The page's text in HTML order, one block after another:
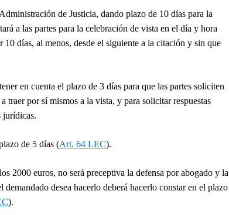
de Justicia, dando plazo de 10 días para la
a las partes para la celebración de vista en el día y hora
10 días, al menos, desde el siguiente a la citación y sin que
en cuenta el plazo de 3 días para que las partes soliciten
traer por sí mismos a la vista, y para solicitar respuestas
jurídicas.
de 5 días (Art. 64 LEC).
2000 euros, no será preceptiva la defensa por abogado y la
desea hacerlo deberá hacerlo constar en el plazo
).